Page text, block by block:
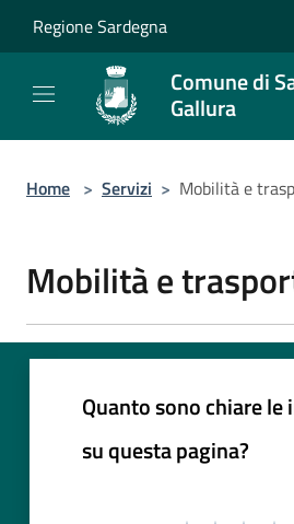
Regione Sardegna
Comune di
Gallura
Home > Servizi > Mobilità e
Mobilità e
Quanto sono chiare
su questa pagina?